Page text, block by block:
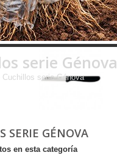
serie Génova
Cuchillos serie Génova
SERIE GÉNOVA
en esta categoría